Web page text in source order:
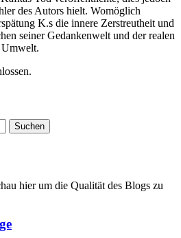
des Autors hielt. Womöglich
K.s die innere Zerstreutheit und
seiner Gedankenwelt und der realen
Umwelt.
hier um die Qualität des Blogs zu